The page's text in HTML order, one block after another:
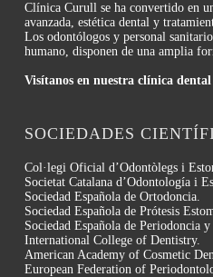
Clínica Curull se ha convertido en
avanzada, estética dental y
Los odontólogos y personal
humano, disponen de una amplia
Visítanos en nuestra clínica
SOCIEDADES
Col·legi Oficial d’Odontòlegs i
Societat Catalana d’Odontología i
Sociedad Española de Ortodoncia.
Sociedad Española de Prótesis
Sociedad Española de Periodoncia
International College of Dentistry.
American Academy of Cosmetic
European Federation of